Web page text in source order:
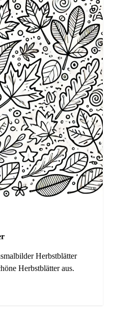
Herbstblätter
Herbstblätter aus.